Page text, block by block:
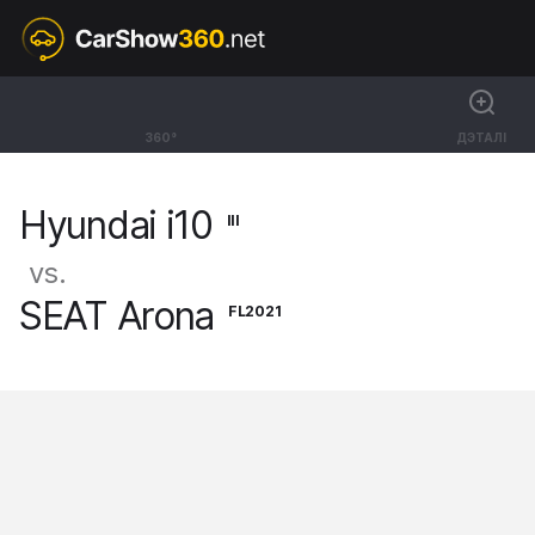
360° ДЭТАЛІ
Hyundai i10
Hyundai i10 III
vs.
SEAT Arona FL2021